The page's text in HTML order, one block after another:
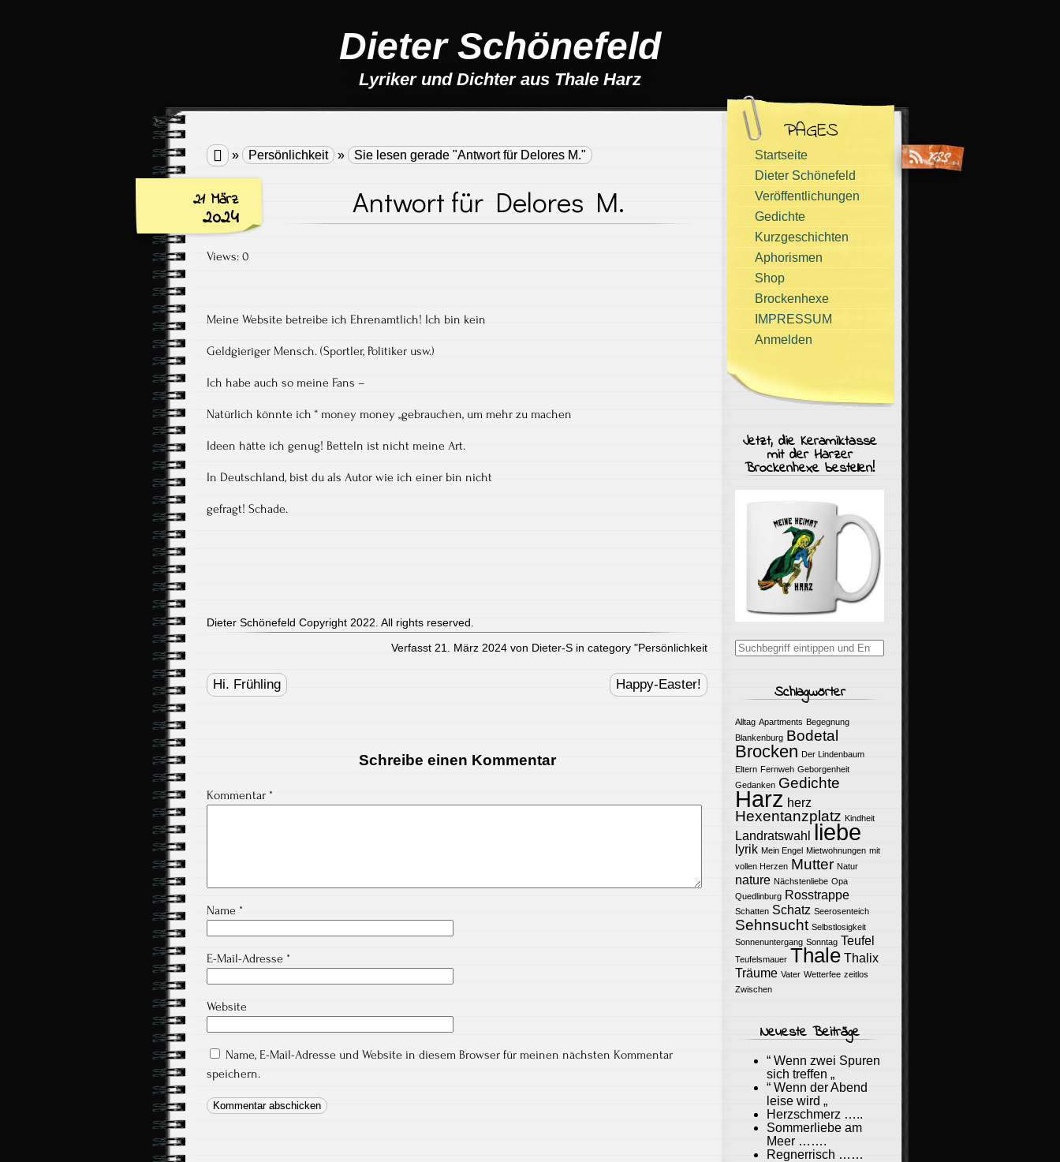
Dieter Schönefeld
Lyriker und Dichter aus Thale Harz
 » Persönlichkeit » Sie lesen gerade "Antwort für Delores M."
21 März
2024 Antwort für Delores M.
Views: 0
Meine Website betreibe ich Ehrenamtlich! Ich bin kein
Geldgieriger Mensch. (Sportler, Politiker usw.)
Ich habe auch so meine Fans –
Natürlich könnte ich “ money money „gebrauchen, um mehr zu machen
Ideen hätte ich genug! Betteln ist nicht meine Art.
In Deutschland, bist du als Autor wie ich einer bin nicht
gefragt! Schade.
Dieter Schönefeld Copyright 2022. All rights reserved.
Verfasst 21. März 2024 von Dieter-S in category "Persönlichkeit
navigation
Hi. Frühling Happy-Easter!
Schreibe einen Kommentar
Kommentar *
Name *
E-Mail-Adresse *
Website
Name, E-Mail-Adresse und Website in diesem Browser für meinen nächsten Kommentar
speichern.
PAGES
Startseite
Dieter Schönefeld
Veröffentlichungen
Gedichte
Kurzgeschichten
Aphorismen
Shop
Brockenhexe
IMPRESSUM
Anmelden
Jetzt, die Keramiktasse
mit der Harzer
Brockenhexe bestellen!
Suchergebnisse
für:
Schlagwörter
Alltag Apartments Begegnung
Blankenburg Bodetal
Brocken Der Lindenbaum
Eltern Fernweh Geborgenheit
Gedanken Gedichte
Harz herz
Hexentanzplatz Kindheit
Landratswahl liebe
lyrik Mein Engel Mietwohnungen mit
vollen Herzen Mutter Natur
nature Nächstenliebe Opa
Quedlinburg Rosstrappe
Schatten Schatz Seerosenteich
Sehnsucht Selbstlosigkeit
Sonnenuntergang Sonntag Teufel
Teufelsmauer Thale Thalix
Träume Vater Wetterfee zeitlos
Zwischen
Neueste Beiträge
“ Wenn zwei Spuren
sich treffen „
“ Wenn der Abend
leise wird „
Herzschmerz …..
Sommerliebe am
Meer …….
Regnerrisch ……